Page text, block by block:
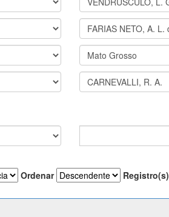
Ordenar Registro(s)